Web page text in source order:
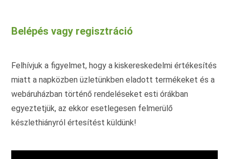
a
termékoldalon
Belépés vagy regisztráció
Felhívjuk a figyelmet, hogy a kiskereskedelmi értékesítés
miatt a napközben üzletünkben eladott termékeket és a
webáruházban történő rendeléseket esti órákban
egyeztetjük, az ekkor esetlegesen felmerülő
készlethiányról értesítést küldünk!